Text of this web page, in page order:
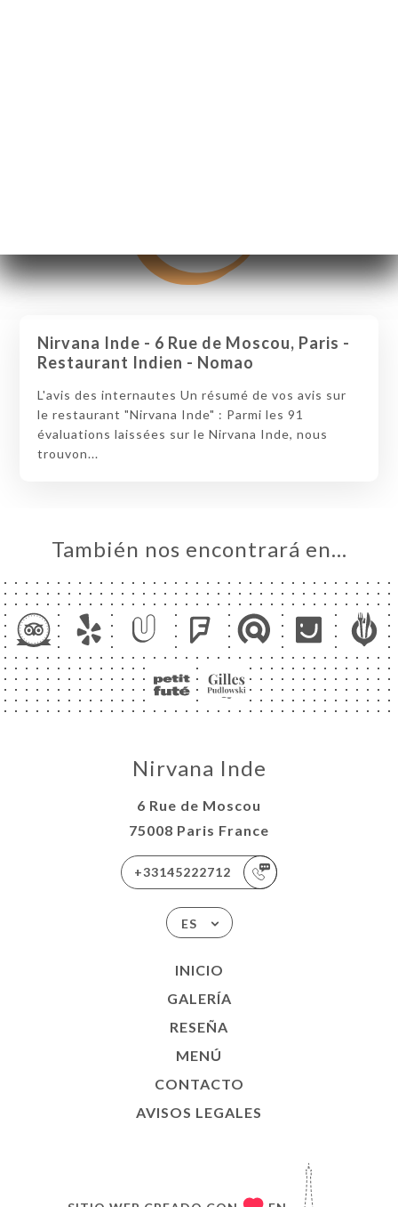
Nirvana Inde - 6 Rue de Moscou, Paris -
Restaurant Indien - Nomao
L'avis des internautes Un résumé de vos avis sur
le restaurant "Nirvana Inde" : Parmi les 91
évaluations laissées sur le Nirvana Inde, nous
trouvon...
También nos encontrará en…
Nirvana Inde
6 Rue de Moscou
75008 Paris France
+33145222712
ES
INICIO
GALERÍA
RESEÑA
MENÚ
CONTACTO
AVISOS LEGALES